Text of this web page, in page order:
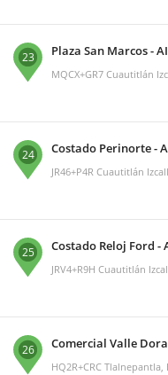
23 Plaza San Marcos -
MQCX+GR7 Cuautitlán
24 Costado Perinorte -
JR46+P4R Cuautitlán
25 Costado Reloj Ford -
JRV4+R9H Cuautitlán
26 Comercial Valle
HQ2R+CRC